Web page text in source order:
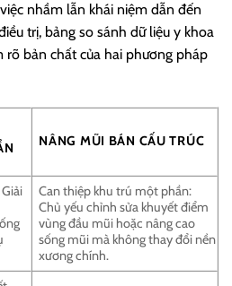
nhầm lẫn khái niệm dẫn đến
trị, bảng so sánh dữ liệu y khoa
rõ bản chất của hai phương pháp
NÂNG MŨI BÁN CẤU TRÚC
Can thiệp khu trú một phần:
Chủ yếu chỉnh sửa khuyết điểm
vùng đầu mũi hoặc nâng cao
sống mũi mà không thay đổi nền
xương chính.